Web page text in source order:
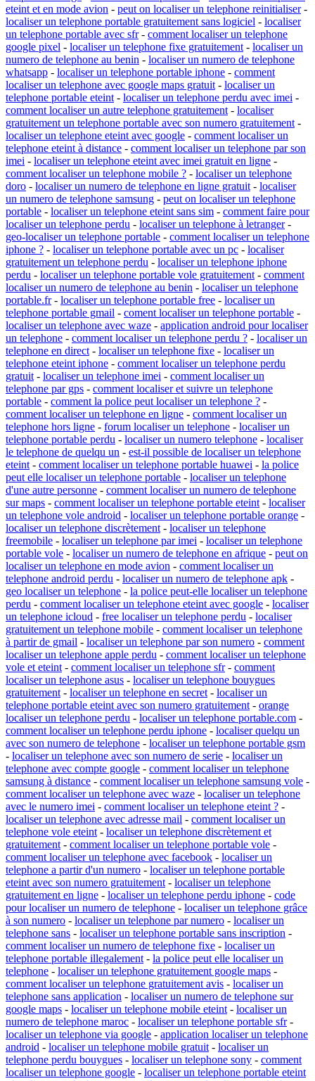
eteint et en mode avion - peut on localiser un telephone reinitialiser-
localiser un telephone portable gratuitement sans logiciel - localiser
un telephone portable avec sfr- comment localiser un telephone
google pixel - localiser un telephone fixe gratuitement - localiser un
numero de telephone au benin - localiser un numero de telephone
whatsapp - localiser un telephone portable iphone - comment
localiser un telephone avec google maps gratuit - localiser un
telephone portable eteint - localiser un telephone perdu avec imei -
comment localiser un autre telephone gratuitement - localiser
gratuitement un telephone portable avec son numero gratuitement -
localiser un telephone eteint avec google - comment localiser un
telephone eteint à distance - comment localiser un telephone par son
imei - localiser un telephone eteint avec imei gratuit en ligne -
comment localiser un telephone mobile ? - localiser un telephone
doro - localiser un numero de telephone en ligne gratuit - localiser
un numero de telephone samsung - peut on localiser un telephone
portable - localiser un telephone eteint sans sim - comment faire pour
localiser un telephone perdu - localiser un telephone à letranger-
geo-localiser un telephone portable - comment localiser un telephone
iphone ? - localiser un telephone portable avec un pc - localiser
gratuitement un telephone perdu - localiser un telephone iphone
perdu - localiser un telephone portable vole gratuitement - comment
localiser un numero de telephone au benin - localiser un telephone
portable.fr- localiser un telephone portable free - localiser un
telephone portable gmail - coment localiser un telephone portable -
localiser un telephone avec waze - application android pour localiser
un telephone - comment localiser un telephone perdu ? - localiser un
telephone en direct - localiser un telephone fixe - localiser un
telephone eteint iphone - comment localiser un telephone perdu
gratuit - localiser un telephone imei - comment localiser un
telephone par gps - comment localiser et suivre un telephone
portable - comment la police peut localiser un telephone ? -
comment localiser un telephone en ligne - comment localiser un
telephone hors ligne - forum localiser un telephone - localiser un
telephone portable perdu - localiser un numero telephone - localiser
le telephone de quelqu un - est-il possible de localiser un telephone
eteint - comment localiser un telephone portable huawei - la police
peut elle localiser un telephone portable - localiser un telephone
d'une autre personne - comment localiser un numero de telephone
sur maps - comment localiser un telephone portable eteint - localiser
un telephone vole android - localiser un telephone portable orange -
localiser un telephone discrètement - localiser un telephone
freemobile - localiser un telephone par imei - localiser un telephone
portable vole - localiser un numero de telephone en afrique - peut on
localiser un telephone en mode avion - comment localiser un
telephone android perdu - localiser un numero de telephone apk -
geo localiser un telephone - la police peut-elle localiser un telephone
perdu - comment localiser un telephone eteint avec google - localiser
un telephone icloud - free localiser un telephone perdu - localiser
gratuitement un telephone mobile - comment localiser un telephone
à partir de gmail - localiser un telephone par son numero - comment
localiser un telephone apple perdu - comment localiser un telephone
vole et eteint - comment localiser un telephone sfr- comment
localiser un telephone asus - localiser un telephone bouygues
gratuitement - localiser un telephone en secret - localiser un
telephone portable eteint avec son numero gratuitement - orange
localiser un telephone perdu - localiser un telephone portable.com -
comment localiser un telephone perdu iphone - localiser quelqu un
avec son numero de telephone - localiser un telephone portable gsm
- localiser un telephone avec son numero de serie - localiser un
telephone avec compte google - comment localiser un telephone
samsung à distance - comment localiser un telephone samsung vole -
comment localiser un telephone avec waze - localiser un telephone
avec le numero imei - comment localiser un telephone eteint ? -
localiser un telephone avec adresse mail - comment localiser un
telephone vole eteint - localiser un telephone discrètement et
gratuitement - comment localiser un telephone portable vole -
comment localiser un telephone avec facebook - localiser un
telephone a partir d'un numero - localiser un telephone portable
eteint avec son numero gratuitement - localiser un telephone
gratuitement en ligne - localiser un telephone perdu iphone - code
pour localiser un numero de telephone - localiser un telephone grâce
à son numero - localiser un telephone par numero - localiser un
telephone sans - localiser un telephone portable sans inscription -
comment localiser un numero de telephone fixe - localiser un
telephone portable illegalement - la police peut elle localiser un
telephone - localiser un telephone gratuitement google maps -
comment localiser un telephone gratuitement avis - localiser un
telephone sans application - localiser un numero de telephone sur
google maps - localiser un telephone mobile eteint - localiser un
numero de telephone maroc - localiser un telephone portable sfr-
localiser un telephone via google - application localiser un telephone
android - localiser un telephone mobile gratuit - localiser un
telephone perdu bouygues - localiser un telephone sony - comment
localiser un telephone google - localiser un telephone portable eteint